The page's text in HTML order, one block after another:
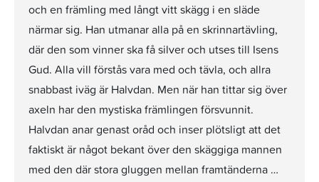
och en främling med långt vitt skägg i en släde
närmar sig. Han utmanar alla på en skrinnartävling,
där den som vinner ska få silver och utses till Isens
Gud. Alla vill förstås vara med och tävla, och allra
snabbast iväg är Halvdan. Men när han tittar sig över
axeln har den mystiska främlingen försvunnit.
Halvdan anar genast oråd och inser plötsligt att det
faktiskt är något bekant över den skäggiga mannen
med den där stora gluggen mellan framtänderna …